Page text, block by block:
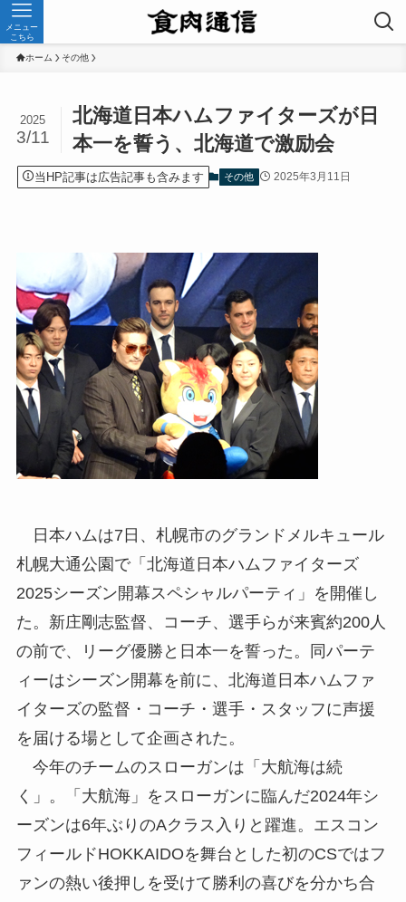
メニュー
こちら
ホーム その他
北海道日本ハムファイターズが日
本一を誓う、北海道で激励会
2025
3/11
当HP記事は広告記事も含みます その他 2025年3月11日
日本ハムは7日、札幌市のグランドメルキュール
札幌大通公園で「北海道日本ハムファイターズ
2025シーズン開幕スペシャルパーティ」を開催し
た。新庄剛志監督、コーチ、選手らが来賓約200人
の前で、リーグ優勝と日本一を誓った。同パーテ
ィーはシーズン開幕を前に、北海道日本ハムファ
イターズの監督・コーチ・選手・スタッフに声援
を届ける場として企画された。
今年のチームのスローガンは「大航海は続
く」。「大航海」をスローガンに臨んだ2024年シ
ーズンは6年ぶりのAクラス入りと躍進。エスコン
フィールドHOKKAIDOを舞台とした初のCSではフ
ァンの熱い後押しを受けて勝利の喜びを分かち合